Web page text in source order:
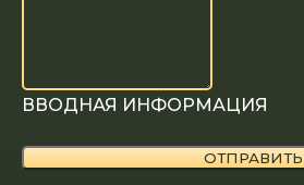
ВВОДНАЯ ИНФОРМАЦИЯ
ОТПРАВИТЬ